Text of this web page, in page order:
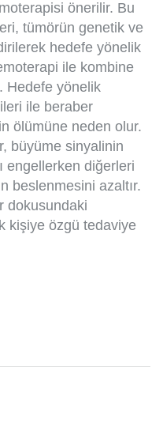
önerilir. Bu
tümörün genetik ve
hedefe yönelik
ile kombine
Hedefe yönelik
ile beraber
ölümüne neden olur.
büyüme sinyalinin
engellerken diğerleri
beslenmesini azaltır.
dokusundaki
kişiye özgü tedaviye